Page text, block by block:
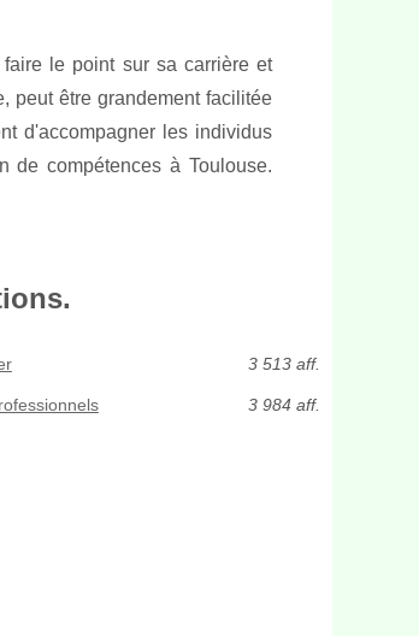
le point sur sa carrière et
peut être grandement facilitée
d'accompagner les individus
de compétences à Toulouse.
3 513 aff.
3 984 aff.